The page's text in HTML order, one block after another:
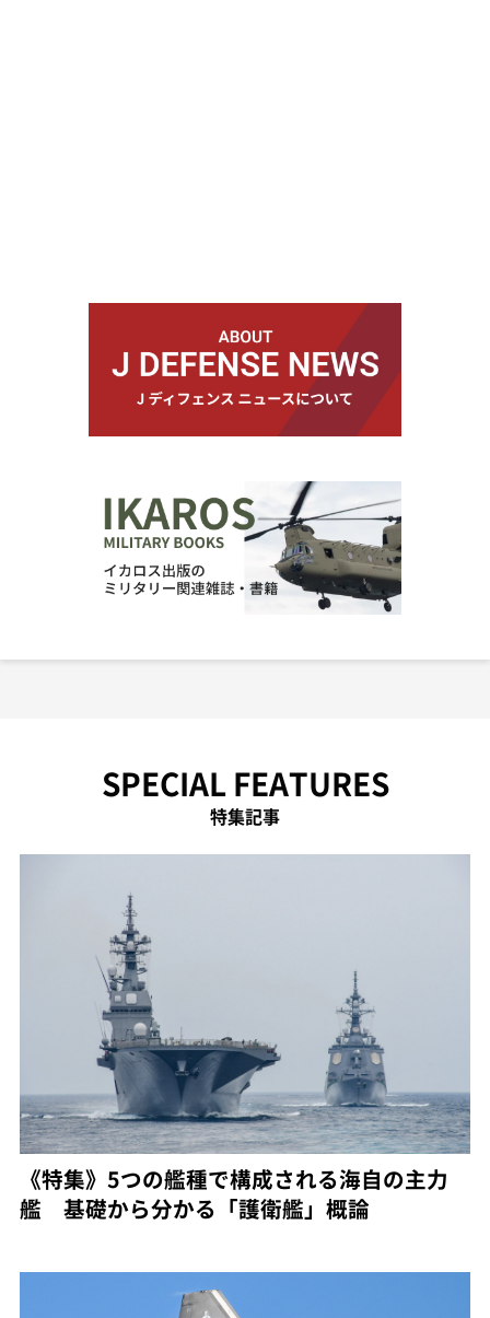
SPECIAL FEATURES
特集記事
《特集》5つの艦種で構成される海自の主力
艦 基礎から分かる「護衛艦」概論